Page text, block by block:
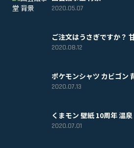
2020.05.07
ご注文はうさぎですか？
2020.08.12
ポケモンシャツ カビゴン
2020.07.13
くまモン 壁紙 10周年 温泉
2020.07.01